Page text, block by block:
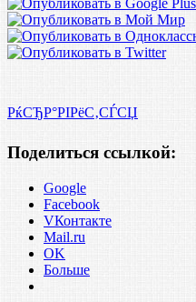
РќСЂР°РІРёС‚СЃСЏ
Поделиться ссылкой:
Google
Facebook
VКонтакте
Mail.ru
OK
Больше